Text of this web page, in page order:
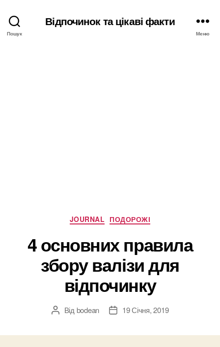
Пошук
Відпочинок та цікаві факти
Меню
Категорії
JOURNAL ПОДОРОЖІ
4 основних правила
збору валізи для
відпочинку
Автор
Від bodean
Дата19 Січня, 2019